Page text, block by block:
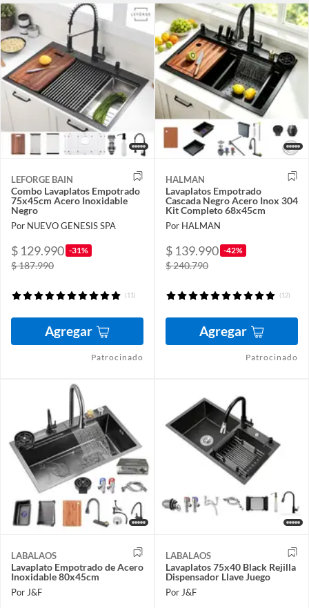
LEFORGE BAIN
Combo Lavaplatos Empotrado
75x45cm Acero Inoxidable
Negro
Por NUEVO GENESIS SPA
$ 129.990 -31%
$ 187.990
(11)
Agregar
Patrocinado
HALMAN
Lavaplatos Empotrado
Cascada Negro Acero Inox 304
Kit Completo 68x45cm
Por HALMAN
$ 139.990 -42%
$ 240.790
(12)
Agregar
Patrocinado
LABALAOS
Lavaplato Empotrado de Acero
Inoxidable 80x45cm
Por J&F
LABALAOS
Lavaplatos 75x40 Black Rejilla
Dispensador Llave Juego
Por J&F